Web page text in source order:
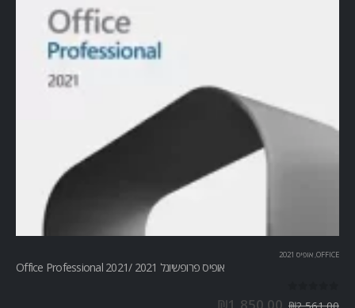
OFFICE אופיס 2021
אופיס פרופשיונל 2021 /Office Professional 2021
₪1,850.00